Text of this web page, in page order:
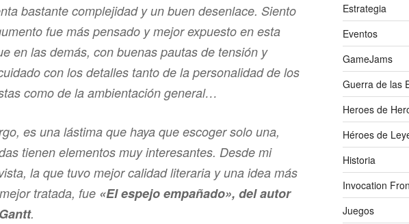
bastante complejidad y un buen desenlace. Siento
fue más pensado y mejor expuesto en esta
en las demás, con buenas pautas de tensión y
con los detalles tanto de la personalidad de los
como de la ambientación general…
es una lástima que haya que escoger solo una,
tienen elementos muy interesantes. Desde mi
la que tuvo mejor calidad literaria y una idea más
tratada, fue «El espejo empañado», del autor
.
Estrategia
Eventos
GameJams
Guerra de las
Heroes de
Héroes de
Historia
Invocation
Juegos